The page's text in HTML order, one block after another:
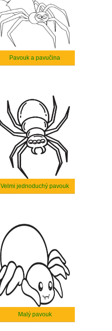
Pavouk a pavučina
Velmi jednoduchý pavouk
Malý pavouk